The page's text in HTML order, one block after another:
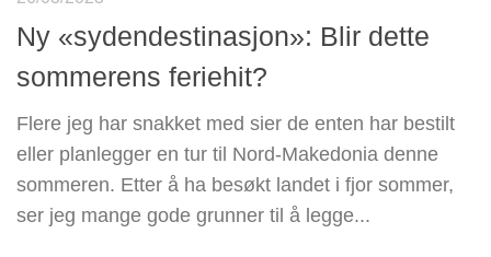
Ny «sydendestinasjon»: Blir dette
sommerens feriehit?
Flere jeg har snakket med sier de enten har bestilt
eller planlegger en tur til Nord-Makedonia denne
sommeren. Etter å ha besøkt landet i fjor sommer,
ser jeg mange gode grunner til å legge...